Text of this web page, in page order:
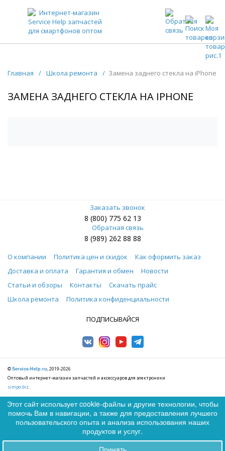
0
ЗАПЧАСТИ ДЛЯ ТЕЛЕФОНОВ ОПТОМ
Главная / Школа ремонта / Замена заднего стекла на iPhone
ЗАМЕНА ЗАДНЕГО СТЕКЛА НА IPHONE
Заказать звонок
8 (800) 775 62 13
Обратная связь
8 (989) 262 88 88
О компании Политика цен и скидок
Как оформить заказ
Доставка и оплата
Гарантия и обмен
Новости
Статьи и обзоры
Контакты
Скачать прайс
Школа ремонта
Политика конфиденциальности
ПОДПИСЫВАЙСЯ
© Service-Help.ru, 2019-2026
Оптовый интернет-магазин запчастей и аксессуаров для электроники
simpo.biz
© Service-Help.ru, 2026 г. Запчасти и аксессуары для мобильных
Этот сайт использует cookie-файлы и другие технологии, чтобы
помочь Вам в навигации, а также для предоставления лучшего
пользовательского опыта и анализа использования наших
продуктов и услуг.
Принять